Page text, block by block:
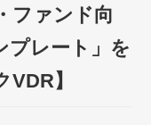
ファンド向
プレート」を
】